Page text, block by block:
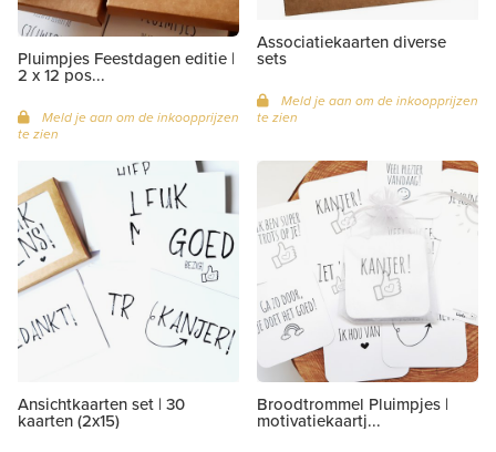
Pluimpjes Feestdagen editie |
2 x 12 pos...
Meld je aan om de inkoopprijzen
te zien
Associatiekaarten diverse
sets
Meld je aan om de inkoopprijzen
te zien
Ansichtkaarten set | 30
kaarten (2x15)
Broodtrommel Pluimpjes |
motivatiekaartj...